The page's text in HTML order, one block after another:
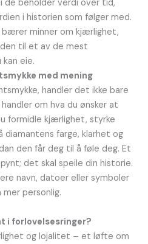
de beholder verdi over tid,
i historien som følger med.
bærer minner om kjærlighet,
til et av de mest
eie.
med mening
handler det ikke bare
om hva du ønsker at
formidle kjærlighet, styrke
diamantens farge, klarhet og
den får deg til å føle deg. Et
det skal speile din historie.
navn, datoer eller symboler
personlig.
i forlovelsesringer?
og lojalitet – et løfte om